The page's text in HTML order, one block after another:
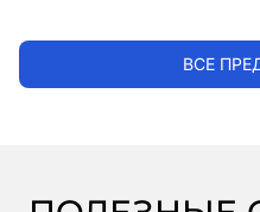
ВСЕ